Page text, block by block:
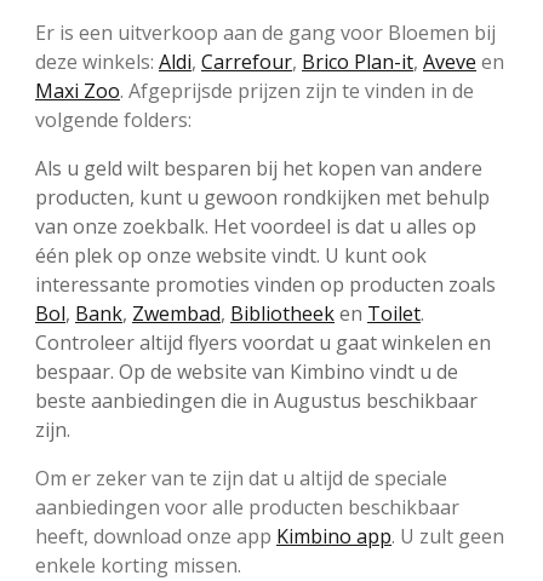
Er is een uitverkoop aan de gang voor Bloemen bij
deze winkels: Aldi, Carrefour, Brico Plan-it, Aveve en
Maxi Zoo. Afgeprijsde prijzen zijn te vinden in de
volgende folders:
Als u geld wilt besparen bij het kopen van andere
producten, kunt u gewoon rondkijken met behulp
van onze zoekbalk. Het voordeel is dat u alles op
één plek op onze website vindt. U kunt ook
interessante promoties vinden op producten zoals
Bol, Bank, Zwembad, Bibliotheeken Toilet.
Controleer altijd flyers voordat u gaat winkelen en
bespaar. Op de website van Kimbino vindt u de
beste aanbiedingen die in Augustus beschikbaar
zijn.
Om er zeker van te zijn dat u altijd de speciale
aanbiedingen voor alle producten beschikbaar
heeft, download onze app Kimbino app. U zult geen
enkele korting missen.